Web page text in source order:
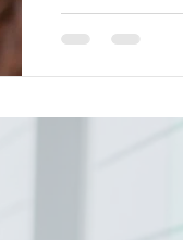
を避け保険の
隔をあけて対